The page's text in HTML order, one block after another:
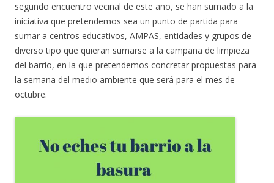
segundo encuentro vecinal de este año, se han sumado a la
iniciativa que pretendemos sea un punto de partida para
sumar a centros educativos, AMPAS, entidades y grupos de
diverso tipo que quieran sumarse a la campaña de limpieza
del barrio, en la que pretendemos concretar propuestas para
la semana del medio ambiente que será para el mes de
octubre.